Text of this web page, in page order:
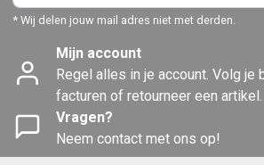
* Wij delen jouw mail adres niet met derden.
Mijn account
Regel alles in je account. Volg je
facturen of retourneer een artikel.
Vragen?
Neem contact met ons op!